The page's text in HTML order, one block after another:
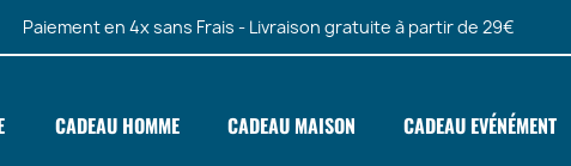
Paiement en 4x sans Frais - Livraison gratuite à partir de 29€
CADEAU HOMME CADEAU MAISON CADEAU EVÉNÉMENT